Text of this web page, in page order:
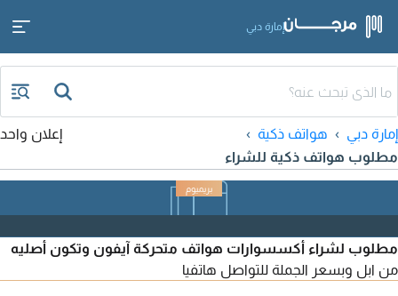
إمارة دبي
إمارة دبي
هواتف ذكية
مطلوب هواتف ذكية للشراء
إعلان واحد
مطلوب لشراء أكسسوارات هواتف متحركة آيفون وتكون أصليه
من ابل وبسعر الجملة للتواصل هاتفيا